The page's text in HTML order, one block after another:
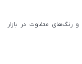
و رنگ‌های متفاوت در بازار